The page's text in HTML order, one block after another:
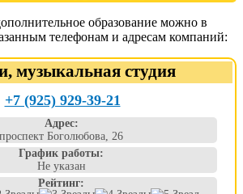
образование можно в
телефонам и адресам компаний:
музыкальная студия
+7 (925) 929-39-21
Адрес:
проспект Боголюбова, 26
График работы:
Не указан
Рейтинг: